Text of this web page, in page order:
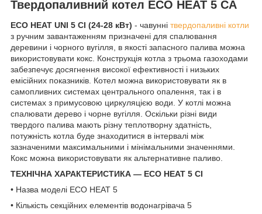
Твердопаливний котел ECO HEAT 5 CA
ECO HEAT UNI 5 CI (24-28 кВт) - чавунні твердопаливні котли
з ручним завантаженням призначені для спалювання
деревини і чорного вугілля, в якості запасного палива можна
використовувати кокс. Конструкція котла з трьома газоходами
забезпечує досягнення високої ефективності і низьких
емісійних показників. Котел можна використовувати як в
самопливних системах центрального опалення, так і в
системах з примусовою циркуляцією води. У котлі можна
спалювати дерево і чорне вугілля. Оскільки різні види
твердого палива мають різну теплотворну здатність,
потужність котла буде знаходитися в інтервалі між
зазначеними максимальними і мінімальними значеннями.
Кокс можна використовувати як альтернативне паливо.
ТЕХНІЧНА ХАРАКТЕРИСТИКА ― ECO HEAT 5 CI
• Назва моделі ECO HEAT 5
• Кількість секційних елементів водонагрівача 5